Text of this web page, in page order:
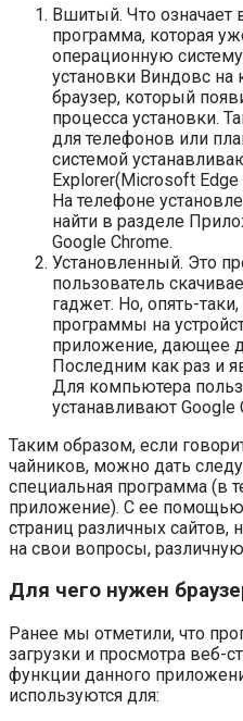
Вшитый. Что означает
программа, которая
операционную
установки Виндовс
браузер, который
процесса установки.
для телефонов или
системой
Explorer(Microsoft
На телефоне
найти в разделе
Google Chrome.
Установленный. Это
пользователь
гаджет. Но, опять-
программы на
приложение, дающее
Последним как раз и
Для компьютера
устанавливают Google
Таким образом, если
чайников, можно дать
специальная программа (в
приложение). С ее помощью
страниц различных
на свои вопросы,
Для чего нужен
Ранее мы отметили, что
загрузки и просмотра веб-
функции данного
используются для: